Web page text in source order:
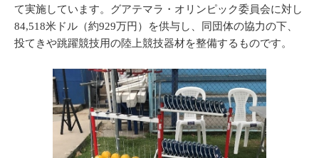
て実施しています。グアテマラ・オリンピック委員会に対し
84,518米ドル（約929万円）を供与し、同団体の協力の下、
投てきや跳躍競技用の陸上競技器材を整備するものです。